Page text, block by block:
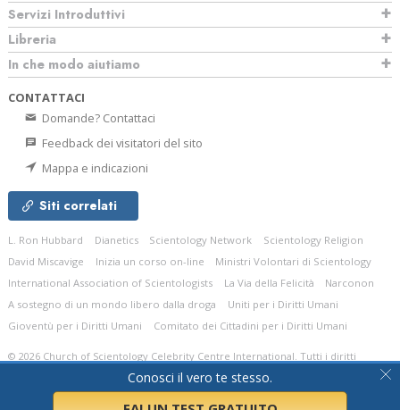
Conosci il vero te stesso.
Servizi Introduttivi
Libreria
In che modo aiutiamo
CONTATTACI
Domande? Contattaci
Feedback dei visitatori del sito
Mappa e indicazioni
Siti correlati
L. Ron Hubbard Dianetics Scientology Network
Scientology Religion
David Miscavige
Inizia un corso on-line
Ministri Volontari di Scientology
International Association of Scientologists
La Via della Felicità
Narconon
A sostegno di un mondo libero dalla droga
Uniti per i Diritti Umani
Gioventù per i Diritti Umani
Comitato dei Cittadini per i Diritti Umani
© 2026 Church of Scientology Celebrity Centre International. Tutti i diritti
Informativa sulla privacy • Normativa sui Cookie
•